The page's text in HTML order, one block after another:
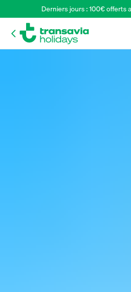
Derniers jours : 100€ offerts